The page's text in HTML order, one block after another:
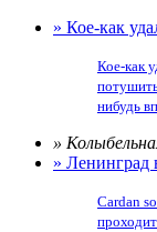
» Кое-как
Кое-как
нибудь
»
» Ленинград
Cardan